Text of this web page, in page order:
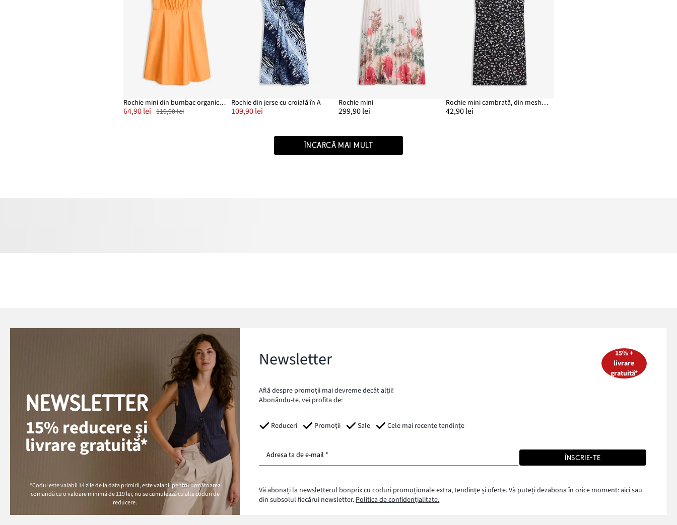
Rochie mini din bumbac organic 100%
64,90 lei 119,90 lei
Rochie din jerse cu croială în A
109,90 lei
Rochie mini
299,90 lei
Rochie mini cambrată, din mesh fin
42,90 lei
ÎNCARCĂ MAI MULT
NEWSLETTER
15% reducere și
livrare gratuită*
*Codul este valabil 14 zile de la data primirii, este valabil pentru următoarea
comandă cu o valoare minimă de119 lei, nu se cumulează cu alte coduri de
reducere.
Newsletter
Află despre promoții mai devreme decât alții!
Abonându-te, vei profita de:
Reduceri Promoții Sale Cele mai recente tendințe
15% +
livrare
gratuită*
Adresa ta de e-mail * ÎNSCRIE-TE
Vă abonați la newsletterul bonprix cu coduri promoționale extra, tendințe și oferte. Vă puteți dezabona în orice moment:aicisau
din subsolul fiecărui newsletter.Politica de confidențialitate.